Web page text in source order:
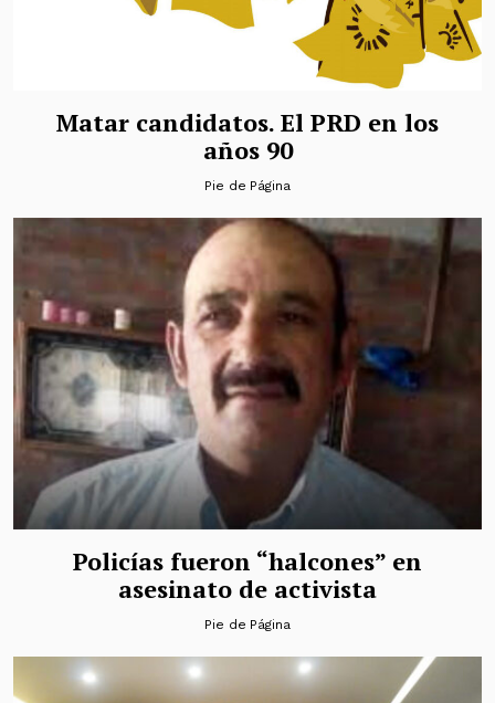
Matar candidatos. El PRD en los
años 90
Pie de Página
Policías fueron “halcones” en
asesinato de activista
Pie de Página